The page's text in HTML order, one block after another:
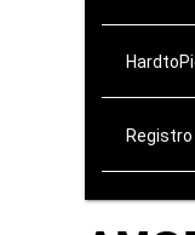
Registro